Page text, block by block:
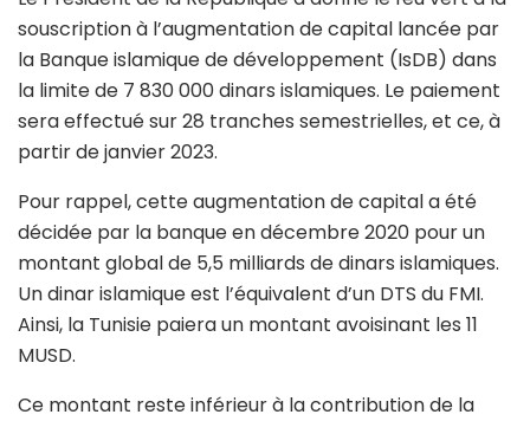
souscription à l’augmentation de capital lancée par
la Banque islamique de développement (IsDB) dans
la limite de 7 830 000 dinars islamiques. Le paiement
sera effectué sur 28 tranches semestrielles, et ce, à
partir de janvier 2023.
Pour rappel, cette augmentation de capital a été
décidée par la banque en décembre 2020 pour un
montant global de 5,5 milliards de dinars islamiques.
Un dinar islamique est l’équivalent d’un DTS du FMI.
Ainsi, la Tunisie paiera un montant avoisinant les 11
MUSD.
Ce montant reste inférieur à la contribution de la